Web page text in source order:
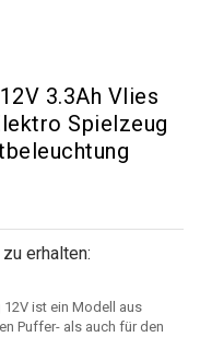
3.3Ah Vlies
Spielzeug
erhalten:
12V ist ein Modell aus
Puffer- als auch für den